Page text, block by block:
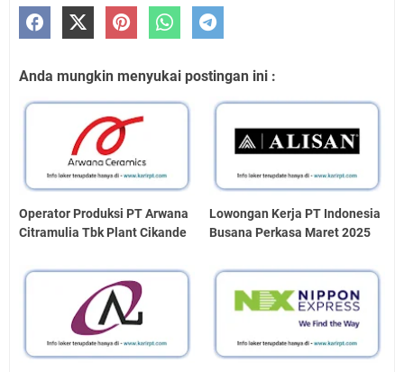
Anda mungkin menyukai postingan ini :
Operator Produksi PT Arwana
Citramulia Tbk Plant Cikande
Lowongan Kerja PT Indonesia
Busana Perkasa Maret 2025